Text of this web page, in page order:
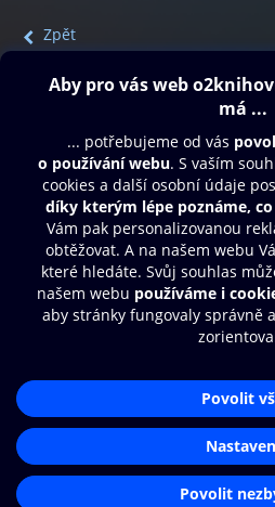
Zpět
Obsah ke stažení
Moje O2 Knihovna
Další zábava
© O2 Czech Republic a.s.
Přístupnost
Zásady zpracování osobních údajů
Nastavení cookies
Čti a